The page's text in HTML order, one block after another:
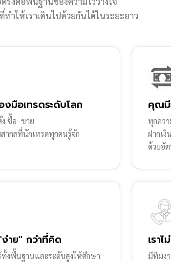
ทำให้เราเดินไปด้วยกันได้ในระยะยาว
งมือเทรดระดับโลก
ซื้อ–ขาย
กลที่นักเทรดทุกคนรู้จัก
คุณมี
ทุกควา
ฝากเงิ
ด้วยอั
ง่าย" กว่าที่คิด
ทั้งพื้นฐานและระดับสูงให้ศึกษา
เรา
มีทีมง